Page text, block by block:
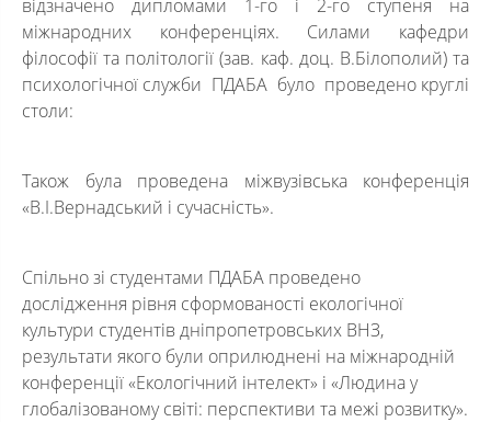
відзначено дипломами 1-го і 2-го ступеня на
міжнародних конференціях. Силами кафедри
філософії та політології (зав. каф. доц. В.Білополий) та
психологічної служби ПДАБА було проведено круглі
столи:
Також була проведена міжвузівська конференція
«В.І.Вернадський і сучасність».
Спільно зі студентами ПДАБА проведено
дослідження рівня сформованості екологічної
культури студентів дніпропетровських ВНЗ,
результати якого були оприлюднені на міжнародній
конференції «Екологічний інтелект» і «Людина у
глобалізованому світі: перспективи та межі розвитку».